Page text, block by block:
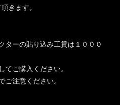
きます。
ターの貼り込み工賃は１０００
てご購入ください。
ご注意ください。